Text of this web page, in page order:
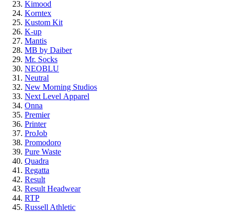
Kimood
Korntex
Kustom Kit
K-up
Mantis
MB by Daiber
Mr. Socks
NEOBLU
Neutral
New Morning Studios
Next Level Apparel
Onna
Premier
Printer
ProJob
Promodoro
Pure Waste
Quadra
Regatta
Result
Result Headwear
RTP
Russell Athletic